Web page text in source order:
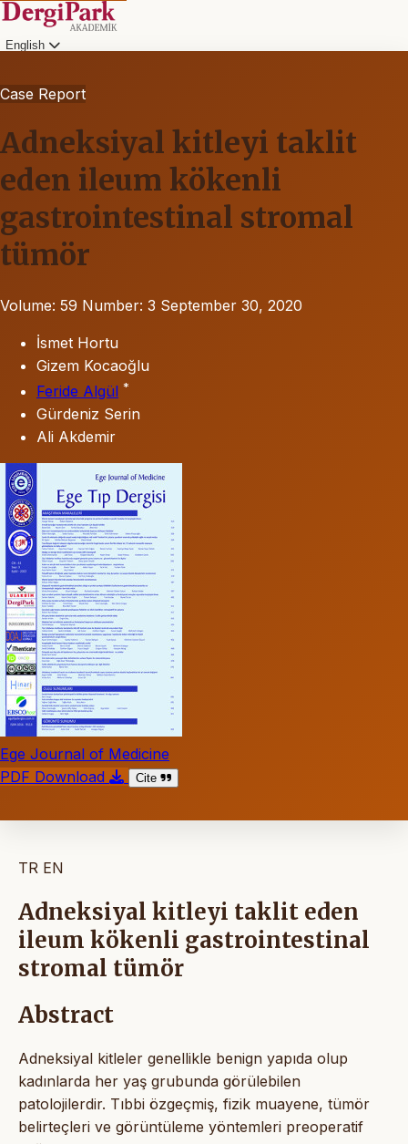
English
Case Report
Adneksiyal kitleyi taklit
eden ileum kökenli
gastrointestinal stromal
tümör
Volume: 59 Number: 3 September 30, 2020
İsmet Hortu
Gizem Kocaoğlu
Feride Algül *
Gürdeniz Serin
Ali Akdemir
Ege Journal of Medicine
PDF Download
Cite
TR EN
Adneksiyal kitleyi taklit eden
ileum kökenli gastrointestinal
stromal tümör
Abstract
Adneksiyal kitleler genellikle benign yapıda olup
kadınlarda her yaş grubunda görülebilen
patolojilerdir. Tıbbi özgeçmiş, fizik muayene, tümör
belirteçleri ve görüntüleme yöntemleri preoperatif